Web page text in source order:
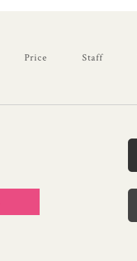
Price Staff